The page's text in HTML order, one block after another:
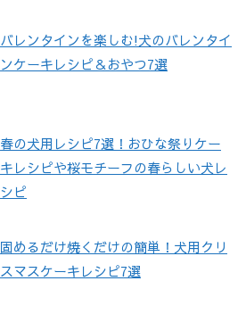
バレンタインを楽しむ!犬のバレンタイ
ンケーキレシピ＆おやつ7選
春の犬用レシピ7選！おひな祭りケー
キレシピや桜モチーフの春らしい犬レ
シピ
固めるだけ焼くだけの簡単！犬用クリ
スマスケーキレシピ7選